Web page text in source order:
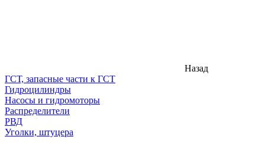
Назад
ГСТ, запасные части к ГСТ
Гидроцилиндры
Насосы и гидромоторы
Распределители
РВД
Уголки, штуцера